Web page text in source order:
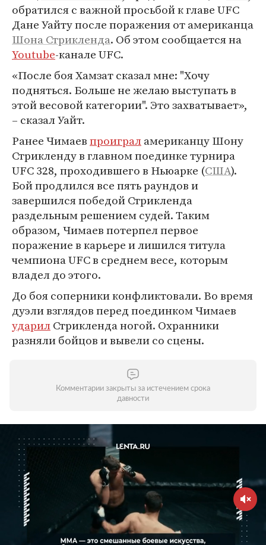
обратился с важной просьбой к главе UFC
Дане Уайту после поражения от американца
Шона Стрикленда. Об этом сообщается на
Youtube-канале UFC.
«После боя Хамзат сказал мне: "Хочу
подняться. Больше не желаю выступать в
этой весовой категории". Это захватывает»,
– сказал Уайт.
Ранее Чимаевпроиграламериканцу Шону
Стрикленду в главном поединке турнира
UFC 328, проходившего в Ньюарке (США).
Бой продлился все пять раундов и
завершился победой Стрикленда
раздельным решением судей. Таким
образом, Чимаев потерпел первое
поражение в карьере и лишился титула
чемпиона UFC в среднем весе, которым
владел до этого.
До боя соперники конфликтовали. Во время
дуэли взглядов перед поединком Чимаев
ударилСтрикленда ногой. Охранники
разняли бойцов и вывели со сцены.
Комментарии закрыты за истечением срока
давности